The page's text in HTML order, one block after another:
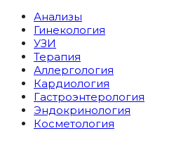
Анализы
Гинекология
УЗИ
Терапия
Аллергология
Кардиология
Гастроэнтерология
Эндокринология
Косметология